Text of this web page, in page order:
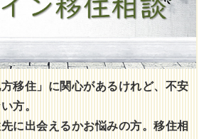
方移住」に関心があるけれど、不安
方。
に出会えるかお悩みの方。移住相